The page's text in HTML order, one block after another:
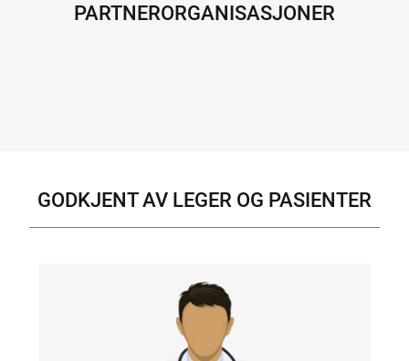
PARTNERORGANISASJONER
GODKJENT AV LEGER OG PASIENTER